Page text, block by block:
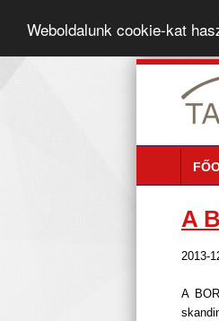
Weboldalunk cookie-kat
A
2013-
A